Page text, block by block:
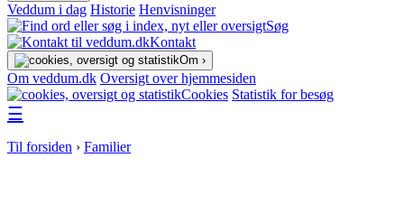
Veddum i dag Historie Henvisninger
Søg
Kontakt
Om ›
Om veddum.dk Oversigt over hjemmesiden
Cookies Statistik for besøg
☰
Til forsiden › Familier